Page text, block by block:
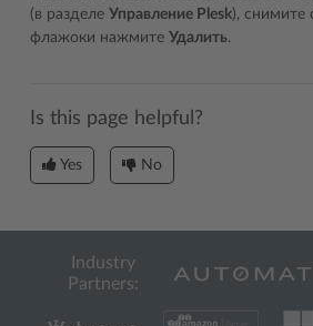
(в разделе Управление Plesk), снимите
флажоки нажмите Удалить.
Is this page helpful?
Yes No
Industry
Partners: